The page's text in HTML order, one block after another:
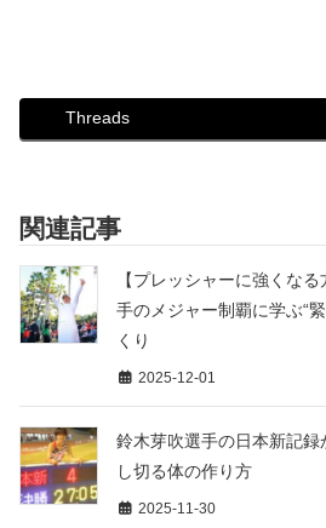
Threads
関連記事
【プレッシャーに強くな
手のメジャー制覇に学ぶ“
くり
2025-12-01
鈴木芽吹選手の日本新記
し切る体の作り方
2025-11-30